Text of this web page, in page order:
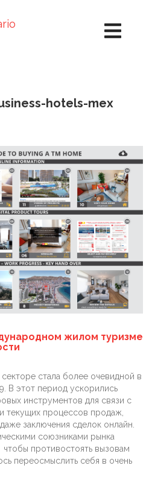
hotels-mex
жилом туризме
стала более очевидной в
В этот период ускорились
инструментов для связи с
текущих процессов продаж,
заключения сделок онлайн.
союзниками рынка
противостоять вызовам
переосмыслить себя в очень